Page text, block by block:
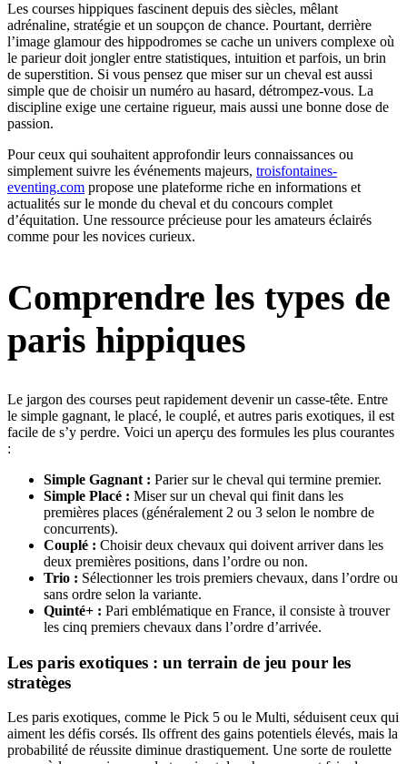
Les courses hippiques fascinent depuis des siècles, mêlant
adrénaline, stratégie et un soupçon de chance. Pourtant, derrière
l’image glamour des hippodromes se cache un univers complexe où
le parieur doit jongler entre statistiques, intuition et parfois, un brin
de superstition. Si vous pensez que miser sur un cheval est aussi
simple que de choisir un numéro au hasard, détrompez-vous. La
discipline exige une certaine rigueur, mais aussi une bonne dose de
passion.
Pour ceux qui souhaitent approfondir leurs connaissances ou
simplement suivre les événements majeurs, troisfontaines-
eventing.com propose une plateforme riche en informations et
actualités sur le monde du cheval et du concours complet
d’équitation. Une ressource précieuse pour les amateurs éclairés
comme pour les novices curieux.
Comprendre les types de
paris hippiques
Le jargon des courses peut rapidement devenir un casse-tête. Entre
le simple gagnant, le placé, le couplé, et autres paris exotiques, il est
facile de s’y perdre. Voici un aperçu des formules les plus courantes
:
Simple Gagnant : Parier sur le cheval qui termine premier.
Simple Placé : Miser sur un cheval qui finit dans les
premières places (généralement 2 ou 3 selon le nombre de
concurrents).
Couplé : Choisir deux chevaux qui doivent arriver dans les
deux premières positions, dans l’ordre ou non.
Trio : Sélectionner les trois premiers chevaux, dans l’ordre ou
sans ordre selon la variante.
Quinté+ : Pari emblématique en France, il consiste à trouver
les cinq premiers chevaux dans l’ordre d’arrivée.
Les paris exotiques : un terrain de jeu pour les
stratèges
Les paris exotiques, comme le Pick 5 ou le Multi, séduisent ceux qui
aiment les défis corsés. Ils offrent des gains potentiels élevés, mais la
probabilité de réussite diminue drastiquement. Une sorte de roulette